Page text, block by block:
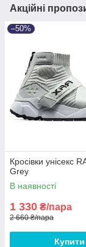
Акційні
–50%
Кросівки унісекс
Grey
В наявності
1 330 ₴/пара
2 660 ₴/пара
Купити